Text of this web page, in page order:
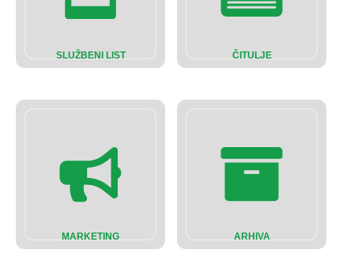
SLUŽBENI LIST ČITULJE
MARKETING ARHIVA